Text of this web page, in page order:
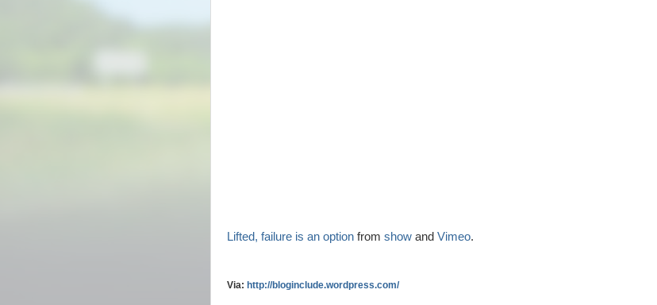
Lifted, failure is an option from show and Vimeo.
Via: http://bloginclude.wordpress.com/